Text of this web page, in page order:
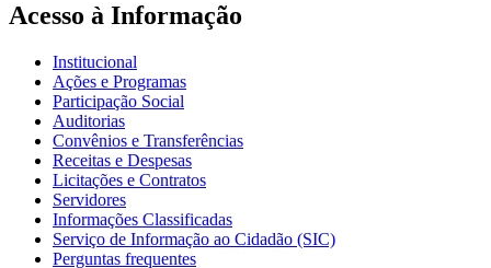
Acesso à Informação
Institucional
Ações e Programas
Participação Social
Auditorias
Convênios e Transferências
Receitas e Despesas
Licitações e Contratos
Servidores
Informações Classificadas
Serviço de Informação ao Cidadão (SIC)
Perguntas frequentes